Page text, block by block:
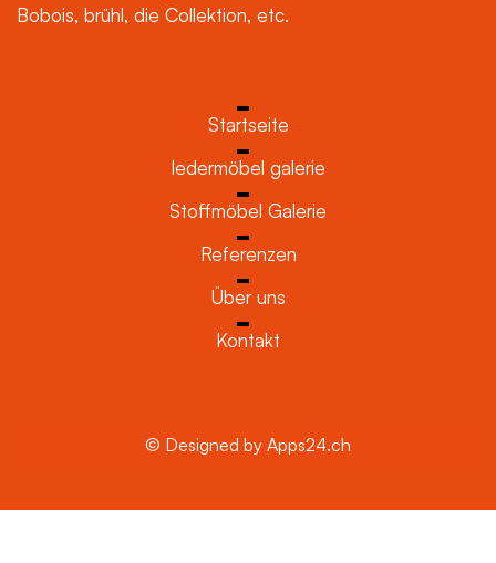
Bobois, brühl, die Collektion, etc.
Startseite
ledermöbel galerie
Stoffmöbel Galerie
Referenzen
Über uns
Kontakt
© Designed by Apps24.ch